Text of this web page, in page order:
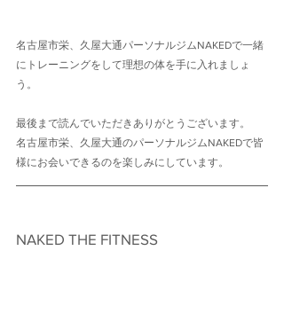
名古屋市栄、久屋大通パーソナルジムNAKEDで一緒
にトレーニングをして理想の体を手に入れましょ
う。
最後まで読んでいただきありがとうございます。
名古屋市栄、久屋大通のパーソナルジムNAKEDで皆
様にお会いできるのを楽しみにしています。
NAKED THE FITNESS